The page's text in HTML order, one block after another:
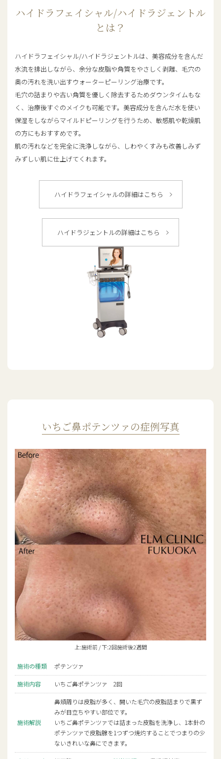
ハイドラフェイシャル/ハイドラジェントル
とは？
ハイドラフェイシャル/ハイドラジェントルは、美容成分を含んだ
水流を排出しながら、余分な皮脂や角質をやさしく剥離、毛穴の
奥の汚れを洗い出すウォーターピーリング治療です。
毛穴の詰まりや古い角質を優しく除去するためダウンタイムもな
く、治療後すぐのメイクも可能です。美容成分を含んだ水を使い
保湿をしながらマイルドピーリングを行うため、敏感肌や乾燥肌
の方にもおすすめです。
肌の汚れなどを完全に洗浄しながら、しわやくすみも改善しみず
みずしい肌に仕上げてくれます。
ハイドラフェイシャルの詳細はこちら
ハイドラジェントルの詳細はこちら
いちご鼻ポテンツァの症例写真
上:施術前 / 下:2回施術後2週間
施術の種類 ポテンツァ
施術内容 いちご鼻ポテンツァ 2回
施術解説
鼻頬周りは皮脂が多く、開いた毛穴の皮脂詰まりで黒ず
みが目立ちやすい部位です。
いちご鼻ポテンツァでは詰まった皮脂を洗浄し、1本針の
ポテンツァで皮脂腺を1つずつ焼灼することでつまりの少
ないきれいな鼻にできます。